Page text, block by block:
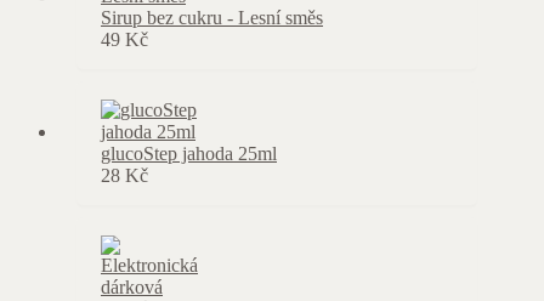
Sirup bez cukru - Lesní směs
49 Kč
glucoStep jahoda 25ml
28 Kč